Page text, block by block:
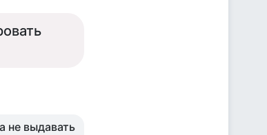
не выдавать